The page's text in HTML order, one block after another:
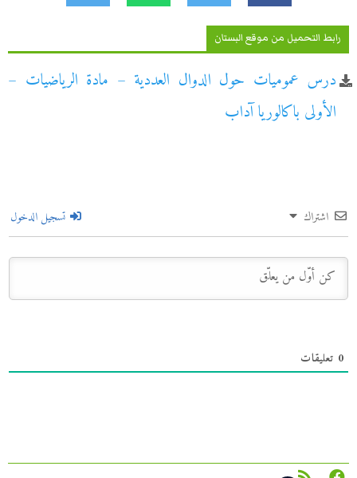
رابط التحميل من موقع البستان
درس عموميات حول الدوال العددية – مادة الرياضيات –
الأولى باكالوريا آداب
اشتراك تسجيل الدخول
0 تعليقات